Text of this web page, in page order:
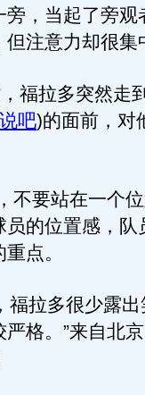
，当起了旁观
注意力却很集
福拉多突然走
吧)的面前，对
要站在一个位
的位置感，队
点。
拉多很少露出
格。”来自北